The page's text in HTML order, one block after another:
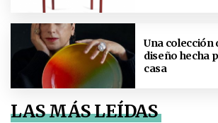
Una colección
diseño hecha
casa
LAS MÁS LEÍDAS